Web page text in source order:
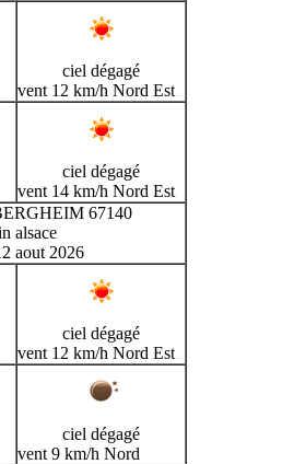
ciel dégagé
vent 12 km/h Nord Est
ciel dégagé
vent 14 km/h Nord Est
67140
alsace
aout 2026
ciel dégagé
vent 12 km/h Nord Est
ciel dégagé
vent 9 km/h Nord